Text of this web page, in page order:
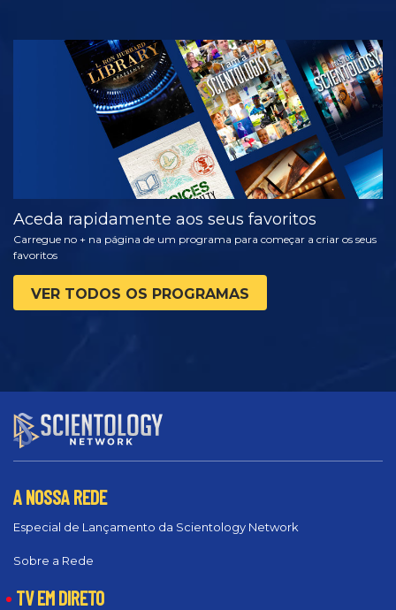
VER
EXPLORAR A
SÉRIE
Aceda rapidamente aos seus favoritos
Carregue no + na página de um programa para começar a criar os seus
favoritos
VER TODOS OS PROGRAMAS
A NOSSA REDE
Especial de Lançamento da Scientology Network
Sobre a Rede
TV EM DIRETO